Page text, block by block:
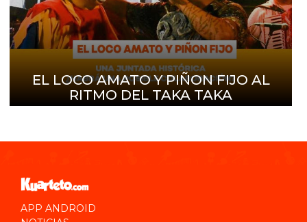
EL LOCO AMATO Y PIÑON FIJO AL
RITMO DEL TAKA TAKA
APP ANDROID